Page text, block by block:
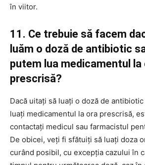
în viitor.
11. Ce trebuie să facem
luăm o doză de antibiotic
putem lua medicamentul la
prescrisă?
Dacă uitați să luați o doză de
luați medicamentul la ora prescrisă,
contactați medicul sau farmacistul
De obicei, veți fi sfătuiți să luați doza
curând posibil, cu excepția cazului în